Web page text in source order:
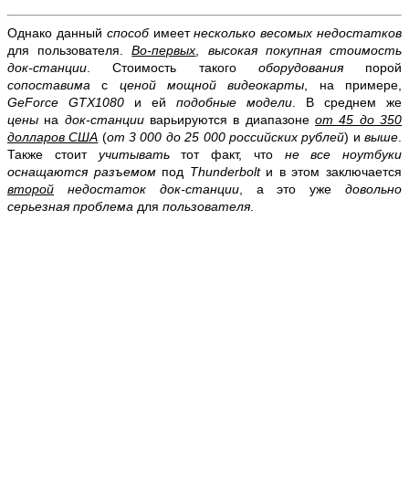
Однако данный способ имеетнесколько весомых недостатков
для пользователя.Во-первых
высокая покупная стоимость
док-станции . Стоимость такого оборудования порой
сопоставимас ценой мощной видеокарты , на примере,
GeForce GTX1080 и ей подобные модели . В среднем же
цены на док-станцииварьируются в диапазонеот 45 до 350
долларов США (от 3 000 до 25 000 российских рублей) ивыше
Также стоит учитыватьтот факт, что не все ноутбуки
оснащаются разъемомпод Thunderbolt и в этом заключается
второй недостаток док-станции, а это ужедовольно
серьезная проблема для пользователя.